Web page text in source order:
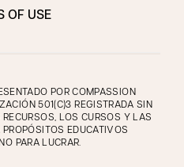
OF USE
POR COMPASSION
501(C)3 REGISTRADA SIN
LOS CURSOS Y LAS
EDUCATIVOS
PARA LUCRAR.